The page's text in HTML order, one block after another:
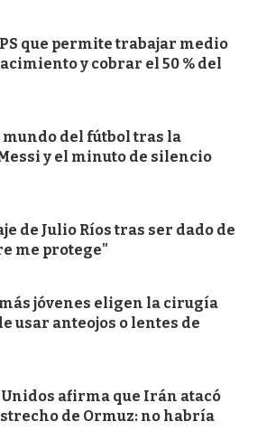
que permite trabajar medio
y cobrar el 50 % del
mundo del fútbol tras la
y el minuto de silencio
de Julio Ríos tras ser dado de
me protege"
jóvenes eligen la cirugía
usar anteojos o lentes de
afirma que Irán atacó
de Ormuz: no habría